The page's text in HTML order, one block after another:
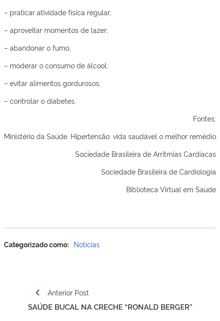
– praticar atividade física regular;
– aproveitar momentos de lazer;
– abandonar o fumo;
– moderar o consumo de álcool;
– evitar alimentos gordurosos;
– controlar o diabetes.
Fontes:
Ministério da Saúde. Hipertensão: vida saudável o melhor remédio
Sociedade Brasileira de Arritmias Cardíacas
Sociedade Brasileira de Cardiologia
Biblioteca Virtual em Saúde
Categorizado como: Notícias
NavegaçãoAnterior Post
SAÚDE BUCAL NA CRECHE “RONALD BERGER”